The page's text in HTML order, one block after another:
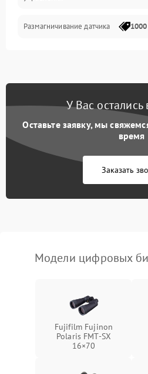
Размагничивание датчика
цветов дисплея
коркое время
1000 ₽
У Вас
Оставьте заявку, мы
время
Заказать
Модели цифровых
Fujifilm Fujinon
Polaris FMT‑SX
16×70